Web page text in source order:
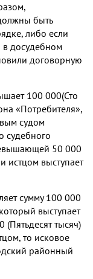
быть
либо если
в досудебном
договорную
100 000(Сто
«Потребителя»,
судом
судебного
50 000
истцом выступает
сумму 100 000
выступает
тысяч)
то исковое
районный